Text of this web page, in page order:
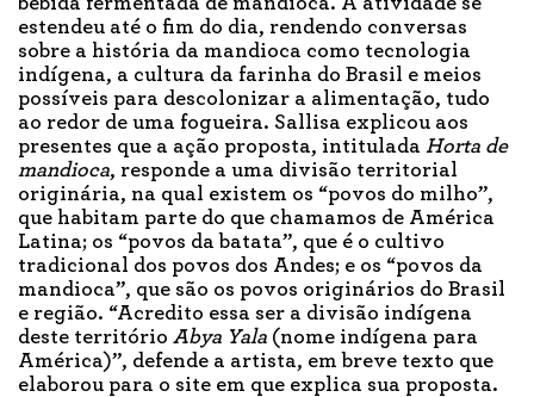
estendeu até o fim do dia, rendendo conversas
sobre a história da mandioca como tecnologia
indígena, a cultura da farinha do Brasil e meios
possíveis para descolonizar a alimentação, tudo
ao redor de uma fogueira. Sallisa explicou aos
presentes que a ação proposta, intitulada Horta de
mandioca, responde a uma divisão territorial
originária, na qual existem os “povos do milho”,
que habitam parte do que chamamos de América
Latina; os “povos da batata”, que é o cultivo
tradicional dos povos dos Andes; e os “povos da
mandioca”, que são os povos originários do Brasil
e região. “Acredito essa ser a divisão indígena
deste território Abya Yala (nome indígena para
América)”, defende a artista, em breve texto que
elaborou para o site em que explica sua proposta.